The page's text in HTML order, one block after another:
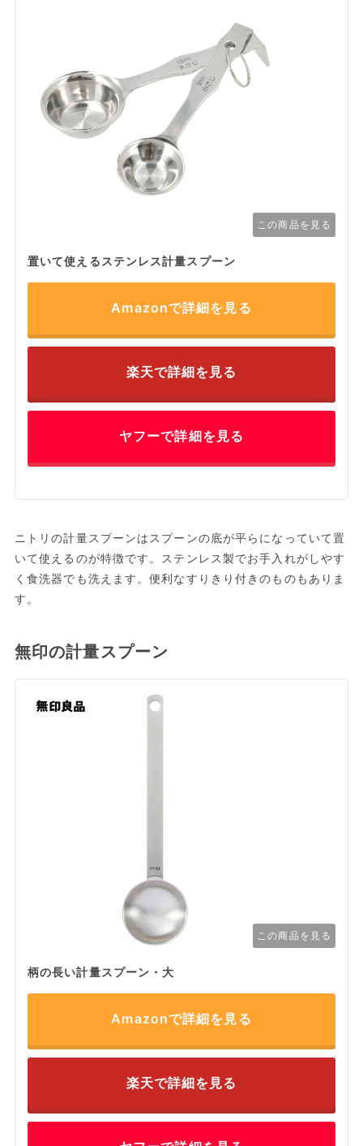
この商品を見る
置いて使えるステンレス計量スプーン
Amazonで詳細を見る
楽天で詳細を見る
ヤフーで詳細を見る
ニトリの計量スプーンはスプーンの底が平らになっていて置
いて使えるのが特徴です。ステンレス製でお手入れがしやす
く食洗器でも洗えます。便利なすりきり付きのものもありま
す。
無印の計量スプーン
この商品を見る
柄の長い計量スプーン・大
Amazonで詳細を見る
楽天で詳細を見る